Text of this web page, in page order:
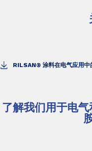
RILSAN® 涂料在电气应用中
了解我们用于电